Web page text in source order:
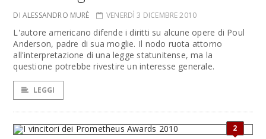
DI ALESSANDRO MURÈ VENERDÌ 3 DICEMBRE 2010
L'autore americano difende i diritti su alcune opere di Poul
Anderson, padre di sua moglie. Il nodo ruota attorno
all'interpretazione di una legge statunitense, ma la
questione potrebbe rivestire un interesse generale.
LEGGI
2